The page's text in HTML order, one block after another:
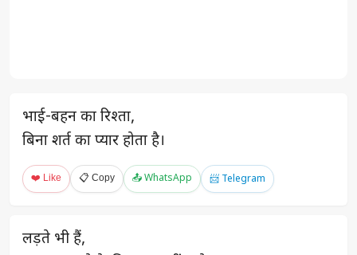
भाई-बहन का रिश्ता,
बिना शर्त का प्यार होता है।
❤️ Like 📋 Copy 📤 WhatsApp 📨 Telegram
लड़ते भी हैं,